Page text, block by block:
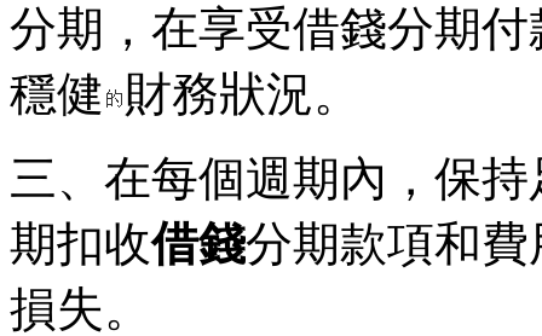
分期，在享受借錢分期付
穩健 財務狀況。
三、在每個週期內，保持
期扣收借錢分期款項和
損失。